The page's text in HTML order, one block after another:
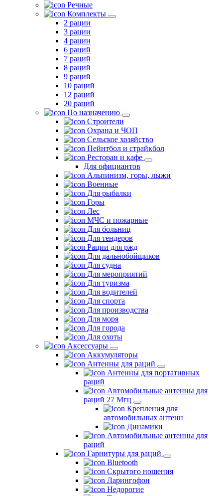
Речные
Комплекты
2 рации
3 рации
4 рации
6 раций
7 раций
8 раций
9 раций
10 раций
12 раций
20 раций
По назначению
Строители
Охрана и ЧОП
Сельское хозяйство
Пейнтбол и страйкбол
Ресторан и кафе
Для официантов
Альпинизм, горы, лыжи
Военные
Для рыбалки
Горы
Лес
МЧС и пожарные
Для больниц
Для тендеров
Рации для ржд
Для дальнобойщиков
Для судна
Для мероприятий
Для туризма
Для водителей
Для спорта
Для производства
Для моря
Для города
Для охоты
Аксессуары
Аккумуляторы
Антенны для раций
Антенны для портативных
раций
Автомобильные антенны для
раций 27 Мгц
Крепления для
автомобильных антенн
Динамики
Автомобильные антенны для
раций
Гарнитуры для раций
Bluetooth
Скрытого ношения
Ларингофон
Недорогие